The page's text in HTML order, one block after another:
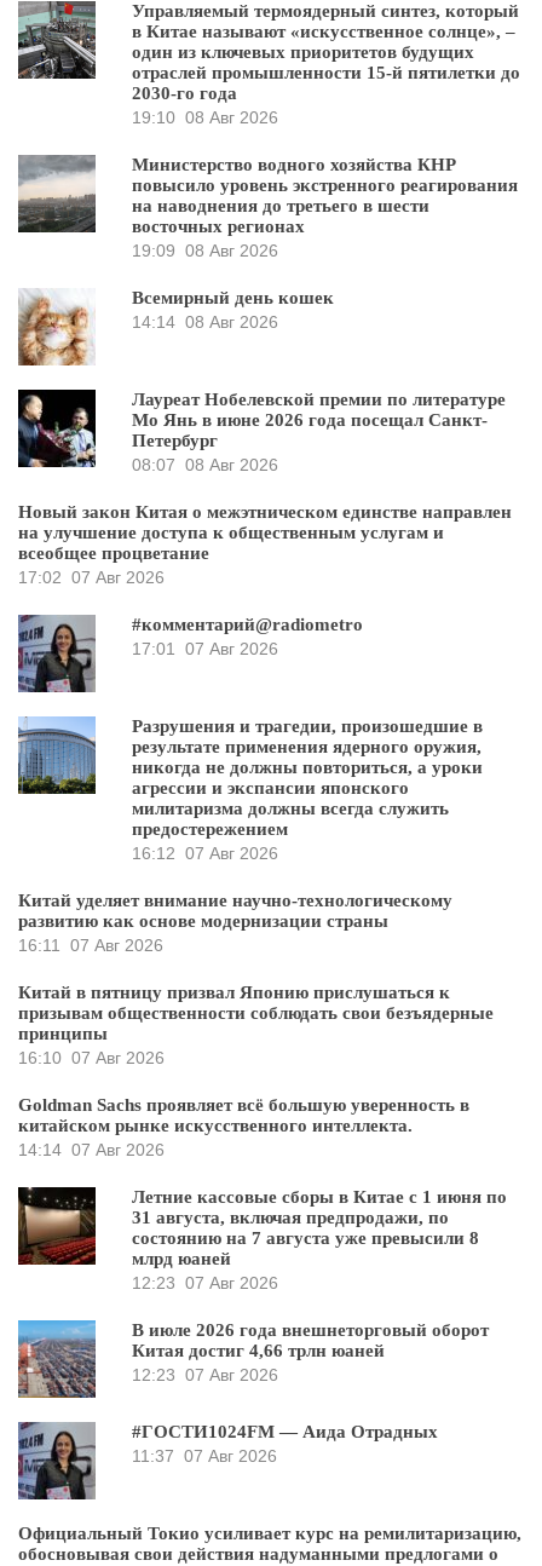
Управляемый термоядерный синтез, который
в Китае называют «искусственное солнце», –
один из ключевых приоритетов будущих
отраслей промышленности 15-й пятилетки до
2030-го года
19:10 08 Авг 2026
Министерство водного хозяйства КНР
повысило уровень экстренного реагирования
на наводнения до третьего в шести
восточных регионах
19:09 08 Авг 2026
Всемирный день кошек
14:14 08 Авг 2026
Лауреат Нобелевской премии по литературе
Мо Янь в июне 2026 года посещал Санкт-
Петербург
08:07 08 Авг 2026
Новый закон Китая о межэтническом единстве направлен
на улучшение доступа к общественным услугам и
всеобщее процветание
17:02 07 Авг 2026
#комментарий@radiometro
17:01
07 Авг 2026
Разрушения и трагедии, произошедшие в
результате применения ядерного оружия,
никогда не должны повториться, а уроки
агрессии и экспансии японского
милитаризма должны всегда служить
предостережением
16:12 07 Авг 2026
Китай уделяет внимание научно-технологическому
развитию как основе модернизации страны
16:11
07 Авг 2026
Китай в пятницу призвал Японию прислушаться к
призывам общественности соблюдать свои безъядерные
принципы
16:10 07 Авг 2026
Goldman Sachs проявляет всё большую уверенность в
китайском рынке искусственного интеллекта.
14:14 07 Авг 2026
Летние кассовые сборы в Китае с 1 июня по
31 августа, включая предпродажи, по
состоянию на 7 августа уже превысили 8
млрд юаней
12:23 07 Авг 2026
В июле 2026 года внешнеторговый оборот
Китая достиг 4,66 трлн юаней
12:23 07 Авг 2026
#ГОСТИ1024FM — Аида Отрадных
11:37 07 Авг 2026
Официальный Токио усиливает курс на ремилитаризацию,
обосновывая свои действия надуманными предлогами о